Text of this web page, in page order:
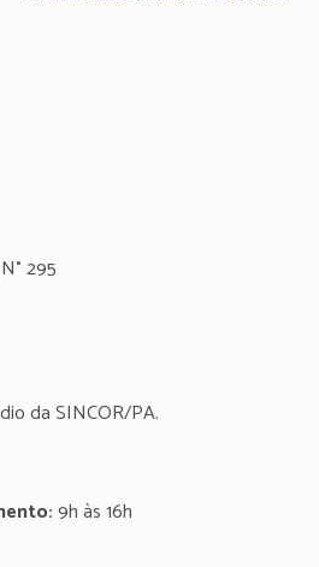
295
da SINCOR/PA.
9h às 16h